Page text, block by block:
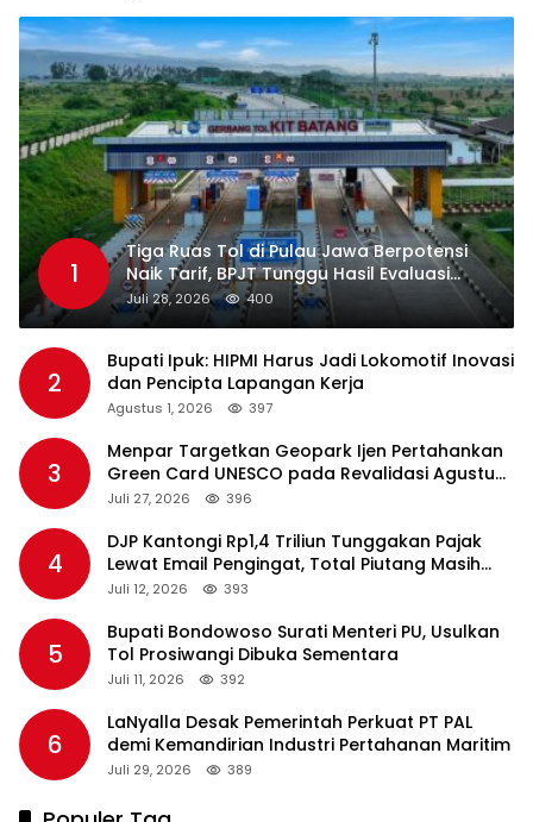
1
Tiga Ruas Tol di Pulau Jawa Berpotensi
Naik Tarif, BPJT Tunggu Hasil Evaluasi
Standar Pelayanan
Juli 28, 2026 400
2
Bupati Ipuk: HIPMI Harus Jadi Lokomotif Inovasi
dan Pencipta Lapangan Kerja
Agustus 1, 2026 397
3
Menpar Targetkan Geopark Ijen Pertahankan
Green Card UNESCO pada Revalidasi Agustus
2026
Juli 27, 2026 396
4
DJP Kantongi Rp1,4 Triliun Tunggakan Pajak
Lewat Email Pengingat, Total Piutang Masih
Rp36 Triliun
Juli 12, 2026 393
5
Bupati Bondowoso Surati Menteri PU, Usulkan
Tol Prosiwangi Dibuka Sementara
Juli 11, 2026 392
6
LaNyalla Desak Pemerintah Perkuat PT PAL
demi Kemandirian Industri Pertahanan Maritim
Juli 29, 2026 389